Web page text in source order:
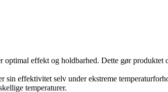
optimal effekt og holdbarhed. Dette gør
sin effektivitet selv under ekstreme
temperaturer.